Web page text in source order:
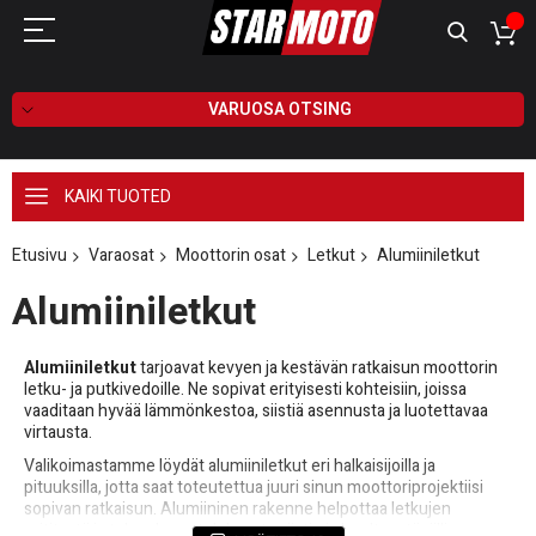
VARUOSA OTSING
KAIKI TUOTED
Etusivu Varaosat Moottorin osat Letkut Alumiiniletkut
Alumiiniletkut
Alumiiniletkuttarjoavat kevyen ja kestävän ratkaisun moottorin
letku- ja putkivedoille. Ne sopivat erityisesti kohteisiin, joissa
vaaditaan hyvää lämmönkestoa, siistiä asennusta ja luotettavaa
virtausta.
Valikoimastamme löydät alumiiniletkut eri halkaisijoilla ja
pituuksilla, jotta saat toteutettua juuri sinun moottoriprojektiisi
sopivan ratkaisun. Alumiininen rakenne helpottaa letkujen
reititystä ja tekee lopputuloksesta siistin ja huoltoystävällisen.